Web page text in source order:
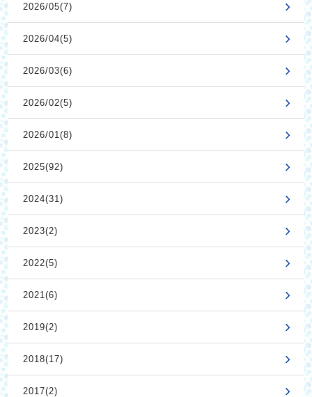
2026/05(7)
2026/04(5)
2026/03(6)
2026/02(5)
2026/01(8)
2025(92)
2024(31)
2023(2)
2022(5)
2021(6)
2019(2)
2018(17)
2017(2)